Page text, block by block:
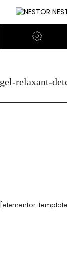
gel-relaxant-
[elementor-template